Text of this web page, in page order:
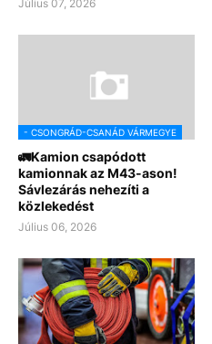
Július 07, 2026
- CSONGRÁD-CSANÁD VÁRMEGYE
🚛Kamion csapódott
kamionnak az M43-ason!
Sávlezárás nehezíti a
közlekedést
Július 06, 2026